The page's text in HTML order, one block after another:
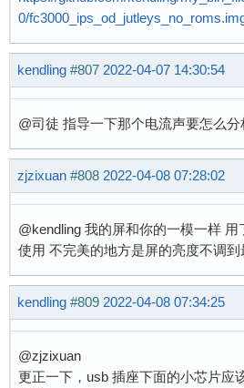
0/
kendling #807 2022-04-07 14:30:54
@司徒 指导一下那个电流声要怎么分
zjzixuan #808 2022-04-08 07:28:02
@kendling 我的屏和你的一模一样
使用 不完美的地方是屏的亮度不调
kendling #809 2022-04-08 07:34:25
@zjzixuan
更正一下，usb 插座下面的小芯片应